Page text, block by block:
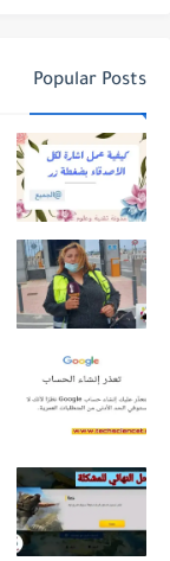
Popular Posts